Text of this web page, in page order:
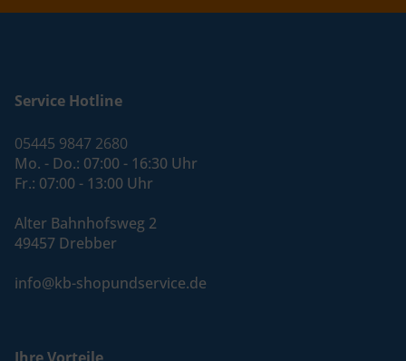
Service Hotline
05445 9847 2680
Mo. - Do.: 07:00 - 16:30 Uhr
Fr.: 07:00 - 13:00 Uhr
Alter Bahnhofsweg 2
49457 Drebber
info@kb-shopundservice.de
Ihre Vorteile